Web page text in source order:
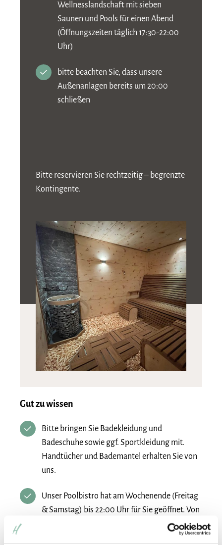
Wellnesslandschaft mit sieben
Saunen und Pools für einen Abend
(Öffnungszeiten täglich 17:30-22:00
Uhr)
bitte beachten Sie, dass unsere
Außenanlagen bereits um 20:00
schließen
Bitte reservieren Sie rechtzeitig – begrenzte
Kontingente.
Gut zu wissen
Bitte bringen Sie Badekleidung und
Badeschuhe sowie ggf. Sportkleidung mit.
Handtücher und Bademantel erhalten Sie von
uns.
Unser Poolbistro hat am Wochenende (Freitag
& Samstag) bis 22:00 Uhr für Sie geöffnet. Von
Sonntag – Donnerstag bis 19:00 Uhr. Gerne
können Sie nach Ihrem Wellnessaufenthalt